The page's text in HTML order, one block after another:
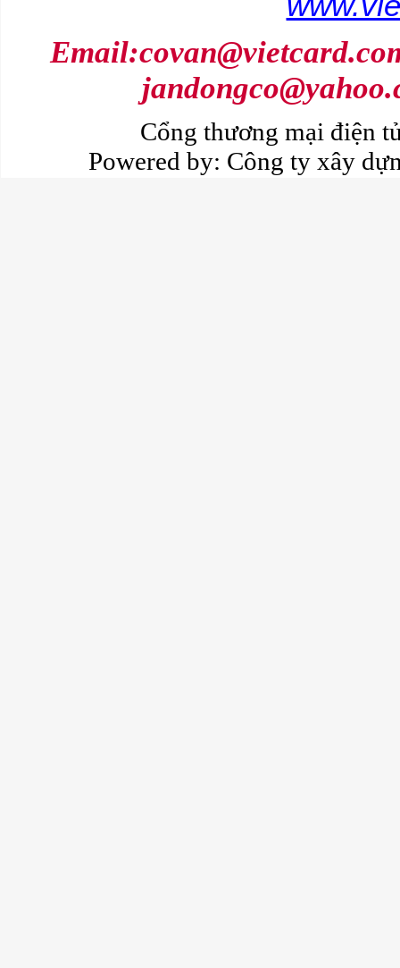
Cổng thương mại điện
Powered by: Công ty xây